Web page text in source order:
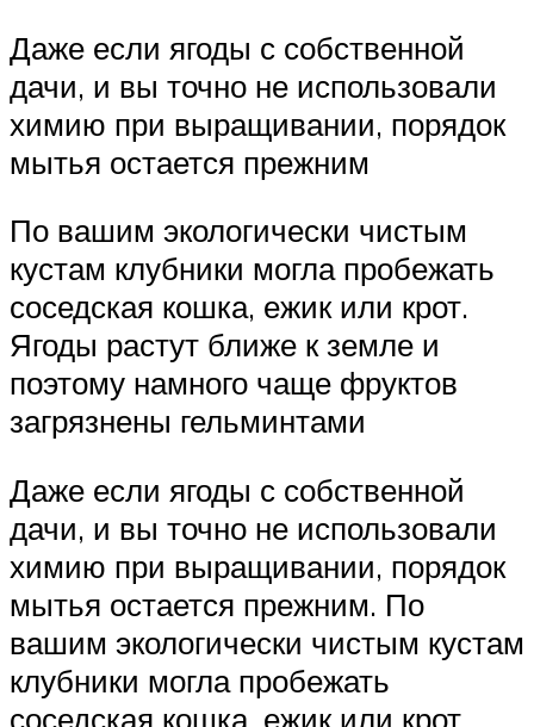
Даже если ягоды с собственной
дачи, и вы точно не использовали
химию при выращивании, порядок
мытья остается прежним
По вашим экологически чистым
кустам клубники могла пробежать
соседская кошка, ежик или крот.
Ягоды растут ближе к земле и
поэтому намного чаще фруктов
загрязнены гельминтами
Даже если ягоды с собственной
дачи, и вы точно не использовали
химию при выращивании, порядок
мытья остается прежним. По
вашим экологически чистым кустам
клубники могла пробежать
соседская кошка, ежик или крот.